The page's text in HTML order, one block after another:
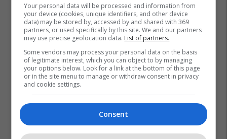
Your personal data will be processed and information from
your device (cookies, unique identifiers, and other device
data) may be stored by, accessed by and shared with 369
partners, or used specifically by this site. We and our partners
may use precise geolocation data. List of partners.
Some vendors may process your personal data on the basis
of legitimate interest, which you can object to by managing
your options below. Look for a link at the bottom of this page
or in the site menu to manage or withdraw consent in privacy
and cookie settings.
Consent